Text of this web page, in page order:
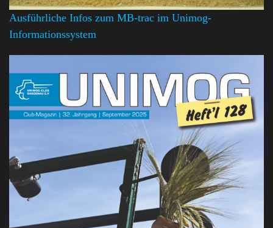
Ausführliche Infos zum MB-trac im Unimog-
Informationssystem